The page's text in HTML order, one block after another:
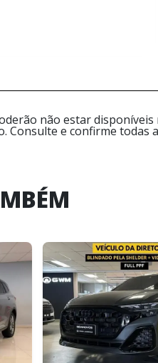
não estar disponíveis
Consulte e confirme todas